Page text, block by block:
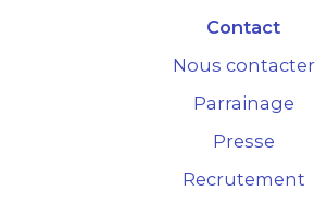
Contact
Nous contacter
Parrainage
Presse
Recrutement